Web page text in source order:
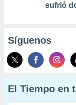
sufrió
Síguenos
El Tiempo en